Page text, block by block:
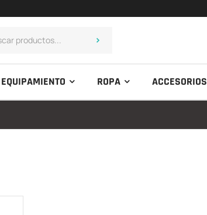
EQUIPAMIENTO ROPA ACCESORIOS